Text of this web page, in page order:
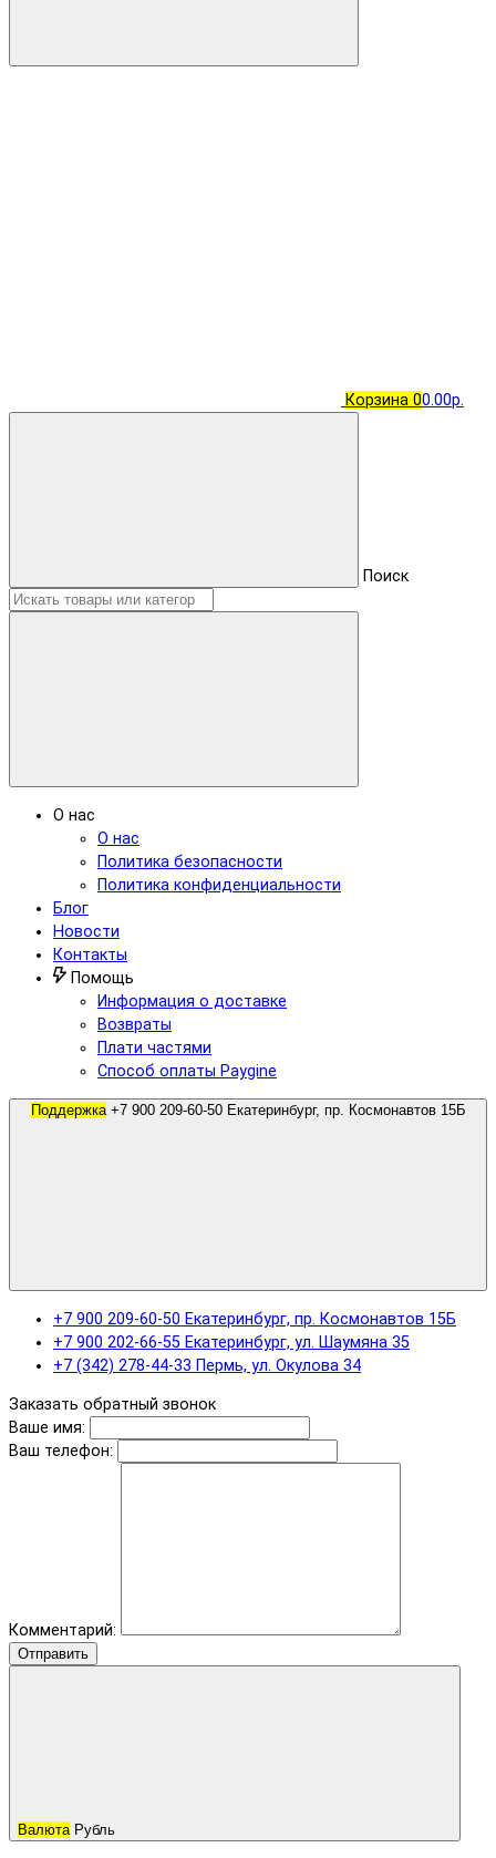
Корзина 00.00р.
Поиск
О нас
О нас
Политика безопасности
Политика конфиденциальности
Блог
Новости
Контакты
Помощь
Информация о доставке
Возвраты
Плати частями
Способ оплаты Paygine
Поддержка
+7 900 209-60-50 Екатеринбург, пр. Космонавтов 15Б
+7 900 202-66-55 Екатеринбург, ул. Шаумяна 35
+7 (342) 278-44-33 Пермь, ул. Окулова 34
Заказать обратный звонок
Ваше имя:
Ваш телефон:
Комментарий:
Отправить
Валюта Рубль